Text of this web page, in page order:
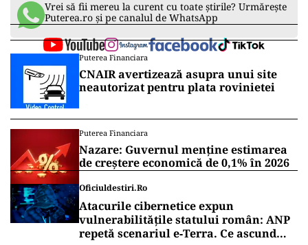
ad
Vrei să fii mereu la curent cu toate știrile? Urmărește
Puterea.ro și pe canalul de WhatsApp